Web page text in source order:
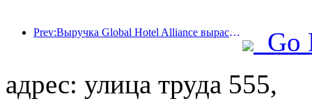
Prev:Выручка Global Hotel Alliance вырастет на 15% в первом квартале 2025 года
Go
адрес: улица труда 555,